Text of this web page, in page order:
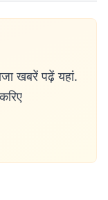
खबरें पढ़ें यहां.